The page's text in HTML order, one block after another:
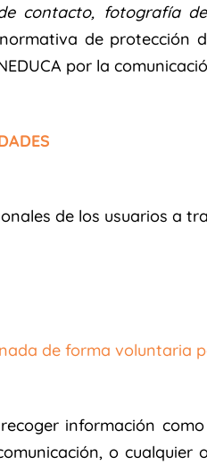
contacto, fotografía
de
por la
de los usuarios a
de forma voluntaria
recoger información
o